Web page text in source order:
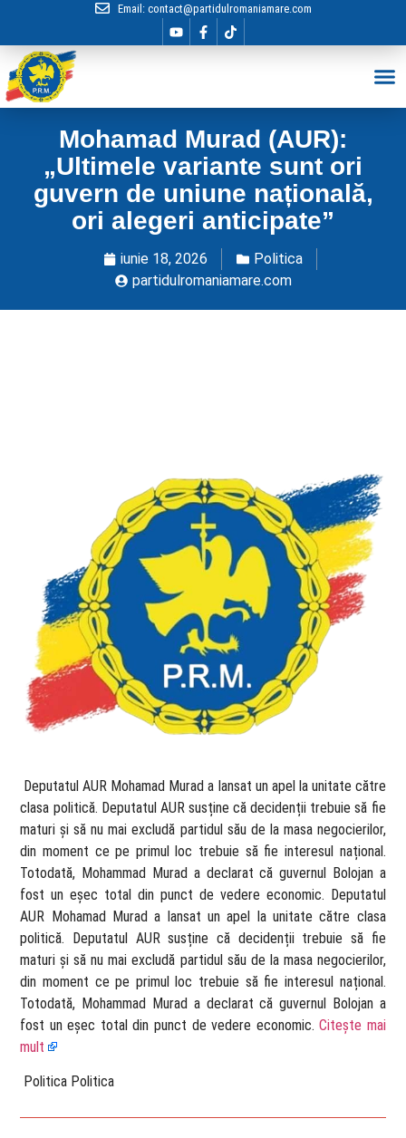
Email: contact@partidulromaniamare.com
Mohamad Murad (AUR):
„Ultimele variante sunt ori
guvern de uniune națională,
ori alegeri anticipate”
iunie 18, 2026
Politica
partidulromaniamare.com
​ Deputatul AUR Mohamad Murad a lansat un apel la unitate către
clasa politică. Deputatul AUR susține că decidenții trebuie să fie
maturi și să nu mai excludă partidul său de la masa negocierilor,
din moment ce pe primul loc trebuie să fie interesul național.
Totodată, Mohammad Murad a declarat că guvernul Bolojan a
fost un eșec total din punct de vedere economic. Deputatul
AUR Mohamad Murad a lansat un apel la unitate către clasa
politică. Deputatul AUR susține că decidenții trebuie să fie
maturi și să nu mai excludă partidul său de la masa negocierilor,
din moment ce pe primul loc trebuie să fie interesul național.
Totodată, Mohammad Murad a declarat că guvernul Bolojan a
fost un eșec total din punct de vedere economic.Citește mai
mult
​ Politica Politica